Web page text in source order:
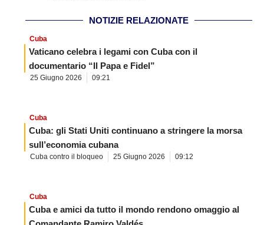
NOTIZIE RELAZIONATE
Cuba
Vaticano celebra i legami con Cuba con il
documentario “Il Papa e Fidel”
25 Giugno 2026 09:21
Cuba
Cuba: gli Stati Uniti continuano a stringere la morsa
sull’economia cubana
Cuba contro il bloqueo 25 Giugno 2026 09:12
Cuba
Cuba e amici da tutto il mondo rendono omaggio al